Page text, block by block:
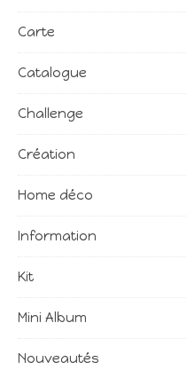
Carte
Catalogue
Challenge
Création
Home déco
Information
Kit
Mini Album
Nouveautés